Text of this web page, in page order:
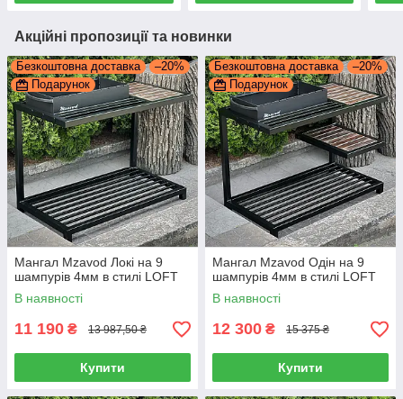
Акційні пропозиції та новинки
Безкоштовна доставка
–20%
Подарунок
Мангал Mzavod Локі на 9
шампурів 4мм в стилі LOFT
В наявності
11 190 ₴ 13 987,50 ₴
Купити
Безкоштовна доставка
–20%
Подарунок
Мангал Mzavod Одін на 9
шампурів 4мм в стилі LOFT
В наявності
12 300 ₴ 15 375 ₴
Купити